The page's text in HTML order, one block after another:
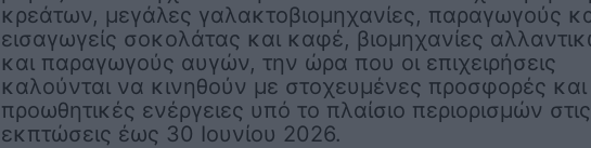
κρεάτων, μεγάλες γαλακτοβιομηχανίες, παραγωγούς
εισαγωγείς σοκολάτας και καφέ, βιομηχανίες
και παραγωγούς αυγών, την ώρα που οι επιχειρήσεις
καλούνται να κινηθούν με στοχευμένες προσφορές και
προωθητικές ενέργειες υπό το πλαίσιο περιορισμών στις
εκπτώσεις έως 30 Ιουνίου 2026.